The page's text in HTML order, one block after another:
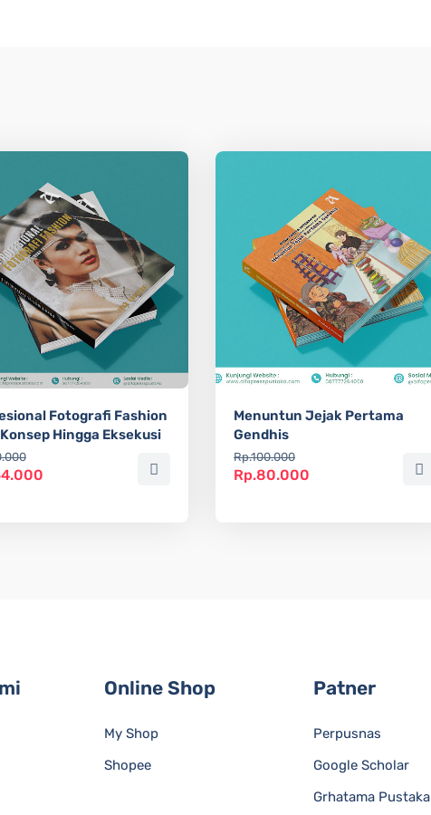
Fotografi Fashion
Hingga Eksekusi
Menuntun Jejak Pertama
Gendhis
Rp.100.000
Rp.80.000
Online Shop
My Shop
Shopee
Patner
Perpusnas
Google Scholar
Grhatama Pustaka